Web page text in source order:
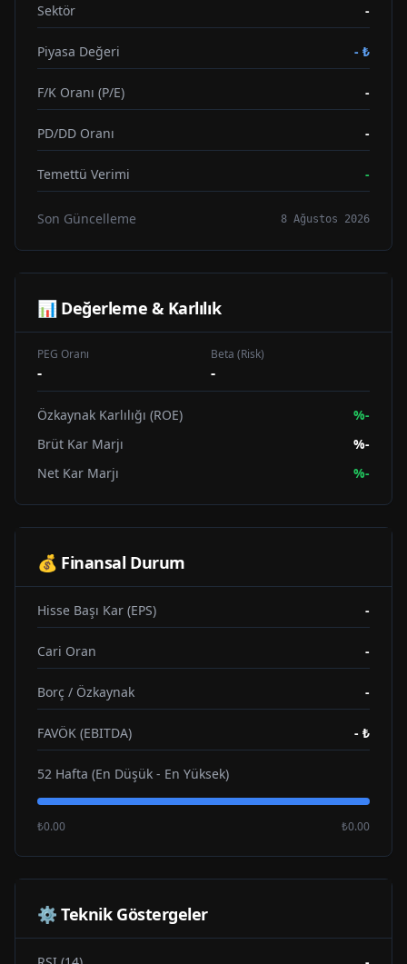
Sektör -
Piyasa Değeri - ₺
F/K Oranı (P/E) -
PD/DD Oranı -
Temettü Verimi -
Son Güncelleme 8 Ağustos 2026
📊 Değerleme & Karlılık
PEG Oranı
-
Beta (Risk)
-
Özkaynak Karlılığı (ROE) %-
Brüt Kar Marjı
%-
Net Kar Marjı
%-
💰 Finansal Durum
Hisse Başı Kar (EPS) -
Cari Oran -
Borç / Özkaynak -
FAVÖK (EBITDA) - ₺
52 Hafta (En Düşük - En Yüksek)
₺0.00 ₺0.00
⚙️ Teknik Göstergeler